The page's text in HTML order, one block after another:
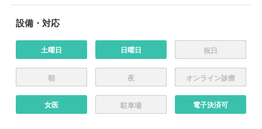
設備・対応
土曜日 日曜日 祝日
朝 夜 オンライン診療
女医 駐車場 電子決済可